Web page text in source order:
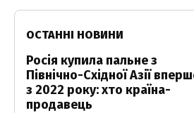
ОСТАННІ НОВИНИ
Росія купила пальне з
Північно-Східної Азії
з 2022 року: хто країна-
продавець